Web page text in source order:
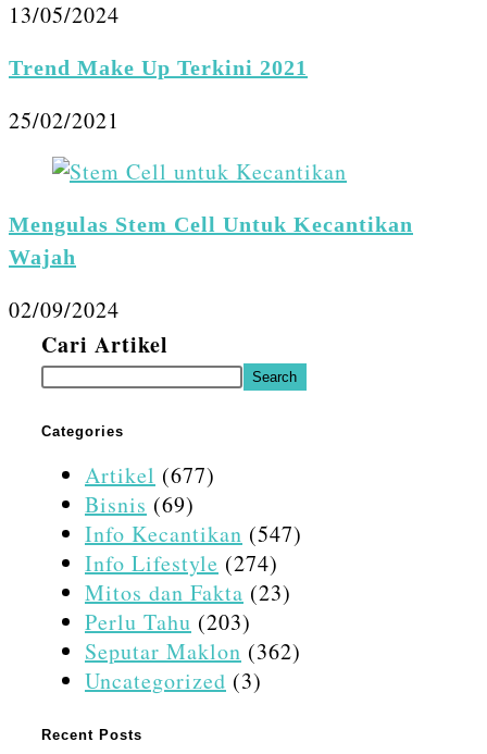
13/05/2024
Trend Make Up Terkini 2021
25/02/2021
Mengulas Stem Cell Untuk Kecantikan
Wajah
02/09/2024
Cari Artikel
Search
Categories
Artikel (677)
Bisnis (69)
Info Kecantikan (547)
Info Lifestyle (274)
Mitos dan Fakta (23)
Perlu Tahu (203)
Seputar Maklon (362)
Uncategorized (3)
Recent Posts